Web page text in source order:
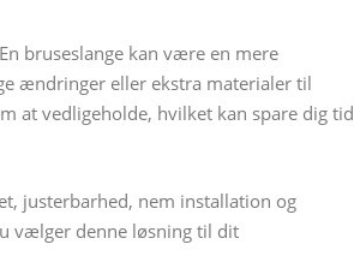
bruseslange kan være en mere
ændringer eller ekstra materialer til
at vedligeholde, hvilket kan spare dig tid
justerbarhed, nem installation og
vælger denne løsning til dit